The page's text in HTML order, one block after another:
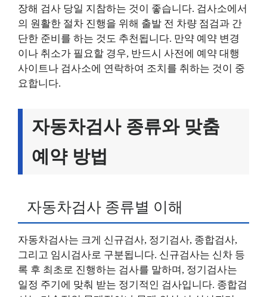
장해 검사 당일 지참하는 것이 좋습니다. 검사소에서
의 원활한 절차 진행을 위해 출발 전 차량 점검과 간
단한 준비를 하는 것도 추천됩니다. 만약 예약 변경
이나 취소가 필요할 경우, 반드시 사전에 예약 대행
사이트나 검사소에 연락하여 조치를 취하는 것이 중
요합니다.
자동차검사 종류와 맞춤
예약 방법
자동차검사 종류별 이해
자동차검사는 크게 신규검사, 정기검사, 종합검사,
그리고 임시검사로 구분됩니다. 신규검사는 신차 등
록 후 최초로 진행하는 검사를 말하며, 정기검사는
일정 주기에 맞춰 받는 정기적인 검사입니다. 종합검